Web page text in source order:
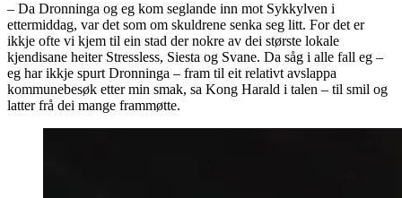
– Da Dronninga og eg kom seglande inn mot Sykkylven i
ettermiddag, var det som om skuldrene senka seg litt. For det er
ikkje ofte vi kjem til ein stad der nokre av dei største lokale
kjendisane heiter Stressless, Siesta og Svane. Da såg i alle fall eg –
eg har ikkje spurt Dronninga – fram til eit relativt avslappa
kommunebesøk etter min smak, sa Kong Harald i talen – til smil og
latter frå dei mange frammøtte.